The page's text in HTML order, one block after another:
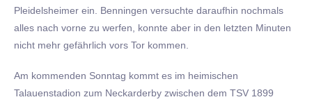
Pleidelsheimer ein. Benningen versuchte daraufhin nochmals
alles nach vorne zu werfen, konnte aber in den letzten Minuten
nicht mehr gefährlich vors Tor kommen.
Am kommenden Sonntag kommt es im heimischen
Talauenstadion zum Neckarderby zwischen dem TSV 1899